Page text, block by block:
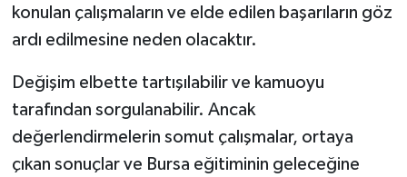
konulan çalışmaların ve elde edilen başarıların göz
ardı edilmesine neden olacaktır.
Değişim elbette tartışılabilir ve kamuoyu
tarafından sorgulanabilir. Ancak
değerlendirmelerin somut çalışmalar, ortaya
çıkan sonuçlar ve Bursa eğitiminin geleceğine